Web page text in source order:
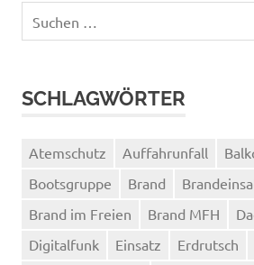
nach:
SCHLAGWÖRTER
Atemschutz Auffahrunfall
Bootsgruppe
Brand
Brand im Freien
Brand MFH
Digitalfunk
Einsatz Erdrutsch